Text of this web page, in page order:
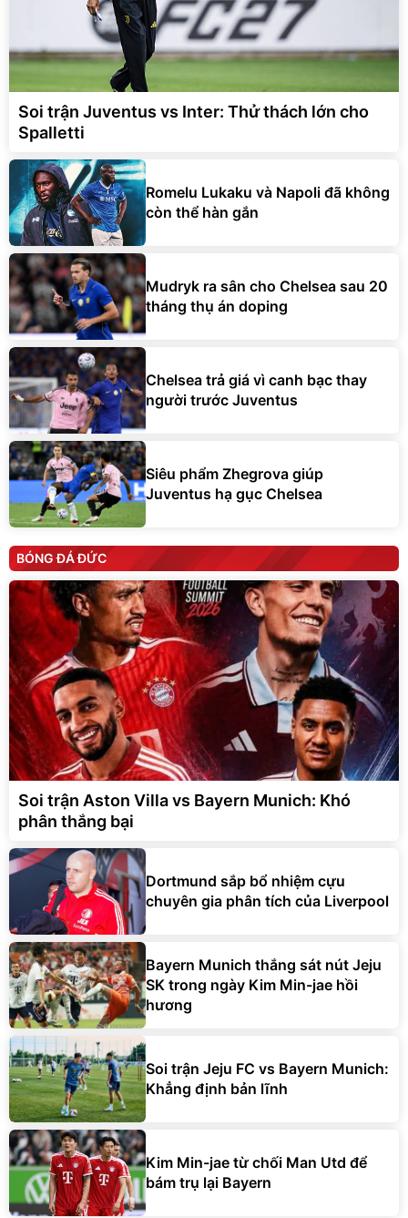
Soi trận Juventus vs Inter: Thử thách lớn cho
Spalletti
Romelu Lukaku và Napoli đã không
còn thể hàn gắn
Mudryk ra sân cho Chelsea sau 20
tháng thụ án doping
Chelsea trả giá vì canh bạc thay
người trước Juventus
Siêu phẩm Zhegrova giúp
Juventus hạ gục Chelsea
BÓNG ĐÁ ĐỨC
Soi trận Aston Villa vs Bayern Munich: Khó
phân thắng bại
Dortmund sắp bổ nhiệm cựu
chuyên gia phân tích của Liverpool
Bayern Munich thắng sát nút Jeju
SK trong ngày Kim Min-jae hồi
hương
Soi trận Jeju FC vs Bayern Munich:
Khẳng định bản lĩnh
Kim Min-jae từ chối Man Utd để
bám trụ lại Bayern